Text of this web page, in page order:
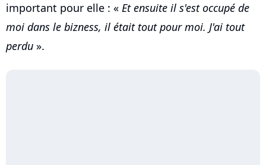
important pour elle : « Et ensuite il s'est occupé de
moi dans le bizness, il était tout pour moi. J'ai tout
perdu ».